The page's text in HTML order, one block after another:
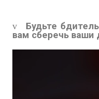
v
Будьте
вам сберечь ваши